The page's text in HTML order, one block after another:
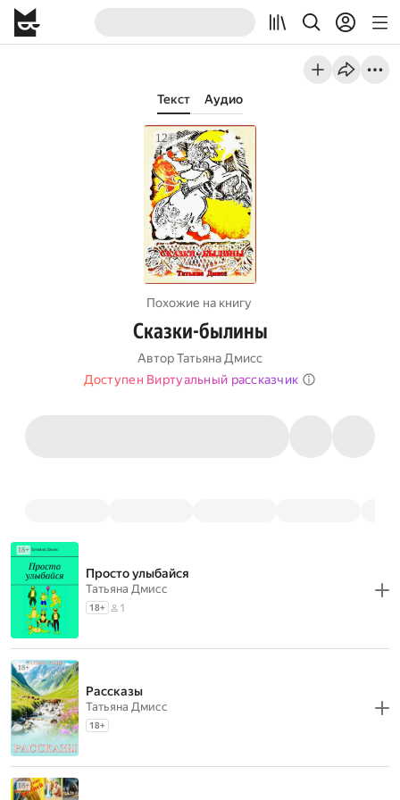
Текст Аудио
Похожие на книгу
Сказки-былины
АвторТатьяна Дмисс
Доступен Виртуальный рассказчик
Просто улыбайся
Татьяна Дмисс
18+ 1
Рассказы
Татьяна Дмисс
18+